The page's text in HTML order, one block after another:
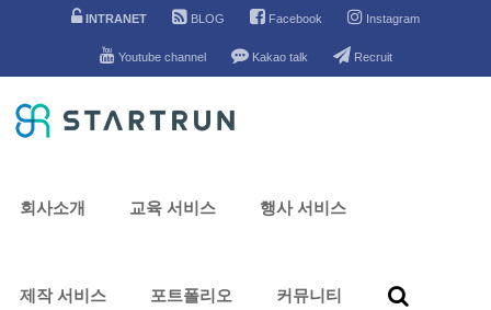
INTRANET BLOG Facebook Instagram
Youtube channel Kakao talk Recruit
회사소개 교육 서비스 행사 서비스
제작 서비스 포트폴리오 커뮤니티
로그인
문의